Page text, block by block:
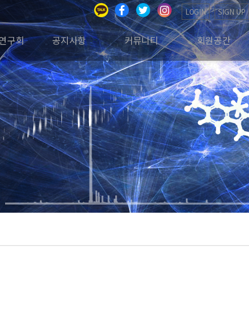
LOGIN SIGN UP
구회 공지사항 커뮤니티 회원공간